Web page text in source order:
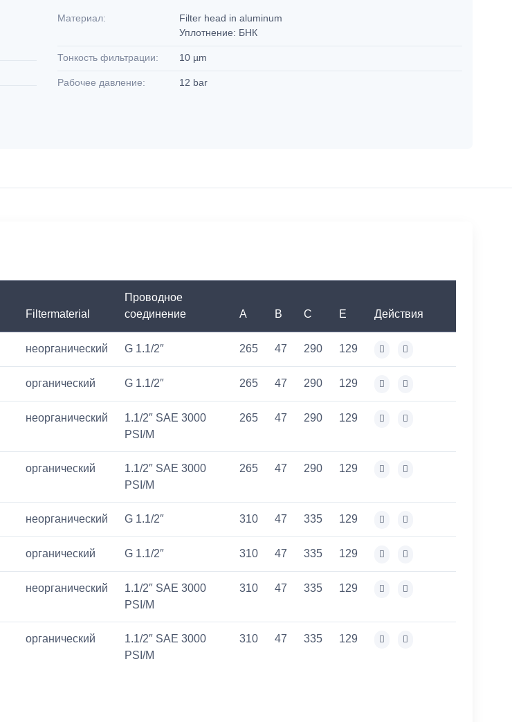
Материал:
Filter head in aluminum
Уплотнение: БНК
Тонкость фильтрации: 10 µm
Рабочее давление: 12 bar
Filtermaterial
Проводное
соединение
A B C E Действия
неорганический G 1.1/2″ 265 47 290 129
органический G 1.1/2″ 265 47 290 129
неорганический
1.1/2″ SAE 3000
PSI/M
265 47 290 129
органический
1.1/2″ SAE 3000
PSI/M
265 47 290 129
неорганический G 1.1/2″ 310 47 335 129
органический G 1.1/2″ 310 47 335 129
неорганический
1.1/2″ SAE 3000
PSI/M
310 47 335 129
органический
1.1/2″ SAE 3000
PSI/M
310 47 335 129